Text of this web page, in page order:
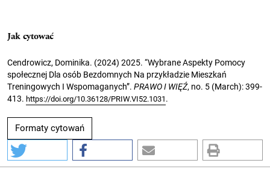
Jak cytować
Cendrowicz, Dominika. (2024) 2025. “Wybrane Aspekty Pomocy
społecznej Dla osób Bezdomnych Na przykładzie Mieszkań
Treningowych I Wspomaganych”. PRAWO I WIĘŹ, no. 5 (March): 399-
413. https://doi.org/10.36128/PRIW.VI52.1031 .
Formaty cytowań